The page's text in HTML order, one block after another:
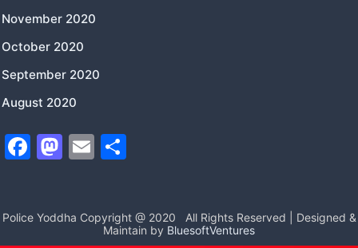
November 2020
October 2020
September 2020
August 2020
F
e
M
o
E
l
e
Police Yoddha Copyright @ 2020
All Rights Reserved | Designed &
Maintain by BluesoftVentures